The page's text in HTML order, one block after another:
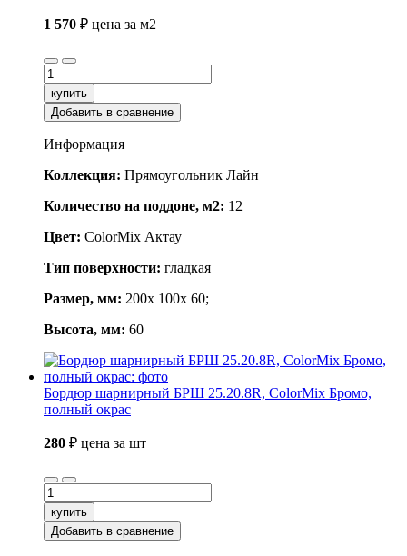
1 570 ₽ цена за м2
купить
Добавить в сравнение
Информация
Коллекция: Прямоугольник Лайн
Количество на поддоне, м2: 12
Цвет: ColorMix Актау
Тип поверхности: гладкая
Размер, мм: 200x 100x 60;
Высота, мм: 60
Бордюр шарнирный БРШ 25.20.8R, ColorMix Бромо,
полный окрас
280 ₽ цена за шт
купить
Добавить в сравнение